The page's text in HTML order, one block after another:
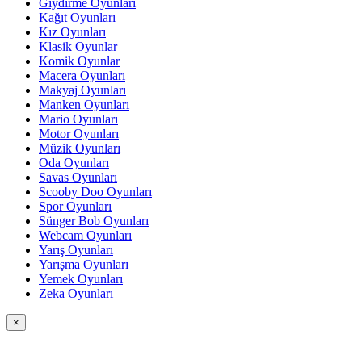
Kağıt Oyunları
Kız Oyunları
Klasik Oyunlar
Komik Oyunlar
Macera Oyunları
Makyaj Oyunları
Manken Oyunları
Mario Oyunları
Motor Oyunları
Müzik Oyunları
Oda Oyunları
Savas Oyunları
Scooby Doo Oyunları
Spor Oyunları
Sünger Bob Oyunları
Webcam Oyunları
Yarış Oyunları
Yarışma Oyunları
Yemek Oyunları
Zeka Oyunları
×